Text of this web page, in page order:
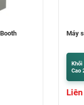
Máy
Khối
Cao